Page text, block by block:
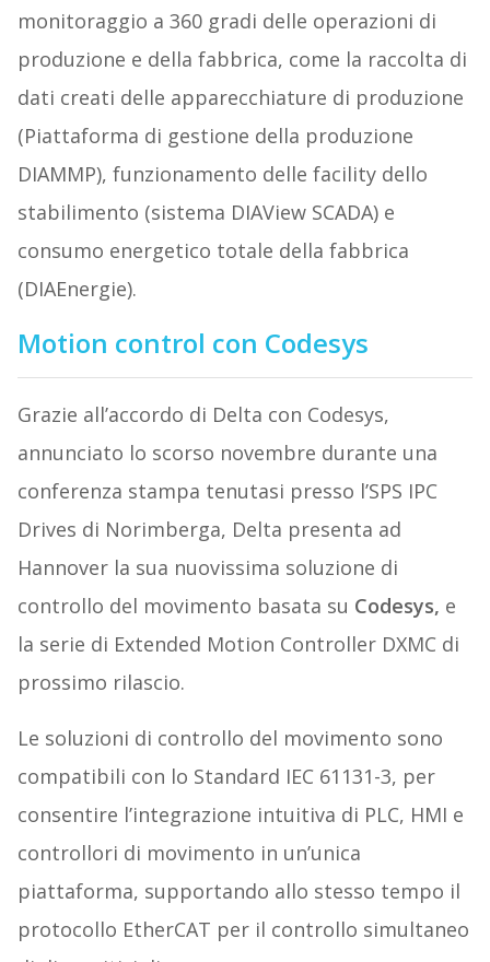
monitoraggio a 360 gradi delle operazioni di
produzione e della fabbrica, come la raccolta di
dati creati delle apparecchiature di produzione
(Piattaforma di gestione della produzione
DIAMMP), funzionamento delle facility dello
stabilimento (sistema DIAView SCADA) e
consumo energetico totale della fabbrica
(DIAEnergie).
Motion control con Codesys
Grazie all’accordo di Delta con Codesys,
annunciato lo scorso novembre durante una
conferenza stampa tenutasi presso l’SPS IPC
Drives di Norimberga, Delta presenta ad
Hannover la sua nuovissima soluzione di
controllo del movimento basata su Codesys, e
la serie di Extended Motion Controller DXMC di
prossimo rilascio.
Le soluzioni di controllo del movimento sono
compatibili con lo Standard IEC 61131-3, per
consentire l’integrazione intuitiva di PLC, HMI e
controllori di movimento in un’unica
piattaforma, supportando allo stesso tempo il
protocollo EtherCAT per il controllo simultaneo